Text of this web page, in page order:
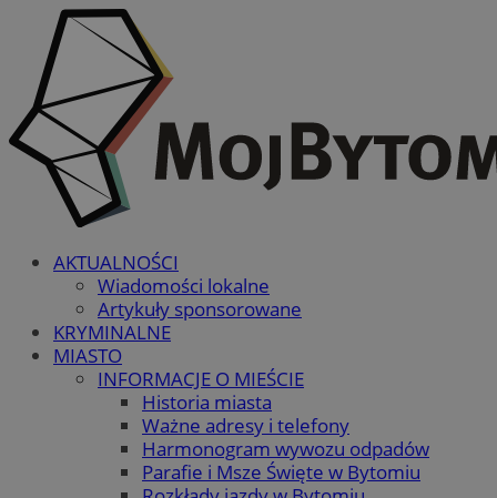
AKTUALNOŚCI
Wiadomości lokalne
Artykuły sponsorowane
KRYMINALNE
MIASTO
INFORMACJE O MIEŚCIE
Historia miasta
Ważne adresy i telefony
Harmonogram wywozu odpadów
Parafie i Msze Święte w Bytomiu